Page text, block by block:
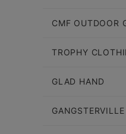
CMF OUTDOOR
TROPHY
GLAD HAND
GANGSTERVILLE